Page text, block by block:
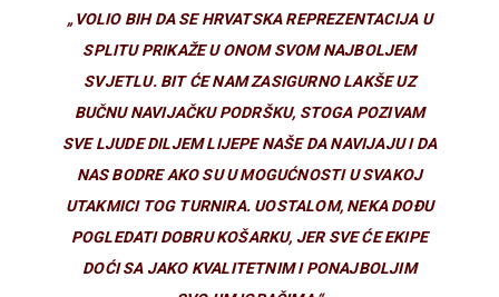
„VOLIO BIH DA SE HRVATSKA REPREZENTACIJA U
SPLITU PRIKAŽE U ONOM SVOM NAJBOLJEM
SVJETLU. BIT ĆE NAM ZASIGURNO LAKŠE UZ
BUČNU NAVIJAČKU PODRŠKU, STOGA POZIVAM
SVE LJUDE DILJEM LIJEPE NAŠE DA NAVIJAJU I DA
NAS BODRE AKO SU U MOGUĆNOSTI U SVAKOJ
UTAKMICI TOG TURNIRA. UOSTALOM, NEKA DOĐU
POGLEDATI DOBRU KOŠARKU, JER SVE ĆE EKIPE
DOĆI SA JAKO KVALITETNIM I PONAJBOLJIM